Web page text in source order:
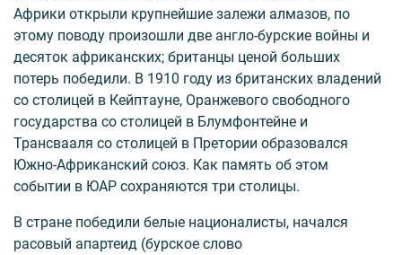
Африки открыли крупнейшие залежи алмазов, по
этому поводу произошли две англо-бурские войны и
десяток африканских; британцы ценой больших
потерь победили. В 1910 году из британских владений
со столицей в Кейптауне, Оранжевого свободного
государства со столицей в Блумфонтейне и
Трансвааля со столицей в Претории образовался
Южно-Африканский союз. Как память об этом
событии в ЮАР сохраняются три столицы.
В стране победили белые националисты, начался
расовый апартеид (бурское слово